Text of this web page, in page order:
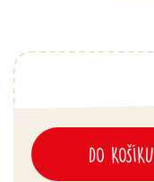
DO KOŠÍKU